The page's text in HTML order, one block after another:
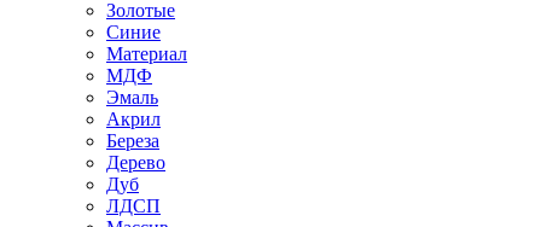
Золотые
Синие
Материал
МДФ
Эмаль
Акрил
Береза
Дерево
Дуб
ЛДСП